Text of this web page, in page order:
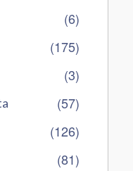
(6)
(175)
(3)
(57)
(126)
(81)